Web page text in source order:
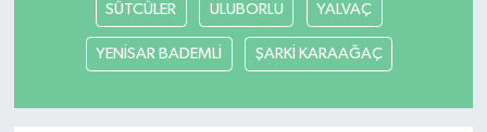
SÜTCÜLER ULUBORLU YALVAÇ
YENİSAR BADEMLİ ŞARKİ KARAAĞAÇ